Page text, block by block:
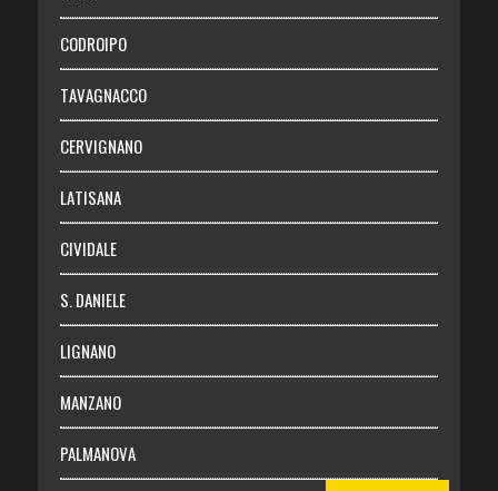
Necrologie
Chi siamo
Abbonati
Login
CODROIPO
TAVAGNACCO
CERVIGNANO
LATISANA
CIVIDALE
S. DANIELE
LIGNANO
MANZANO
PALMANOVA